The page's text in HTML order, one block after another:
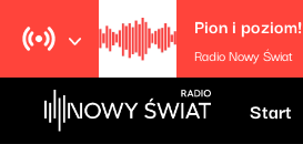
Pion i poziom!
Radio Nowy Świat
Start